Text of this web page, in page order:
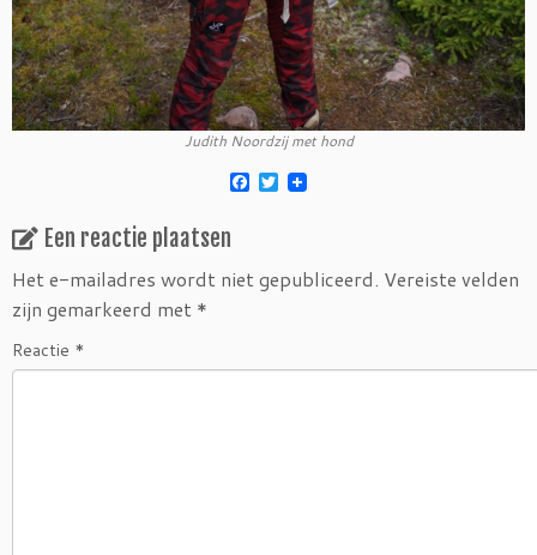
Judith Noordzij met hond
F
o
T
w
e
r
Een reactie plaatsen
Het e-mailadres wordt niet gepubliceerd. Vereiste velden
zijn gemarkeerd met *
Reactie *